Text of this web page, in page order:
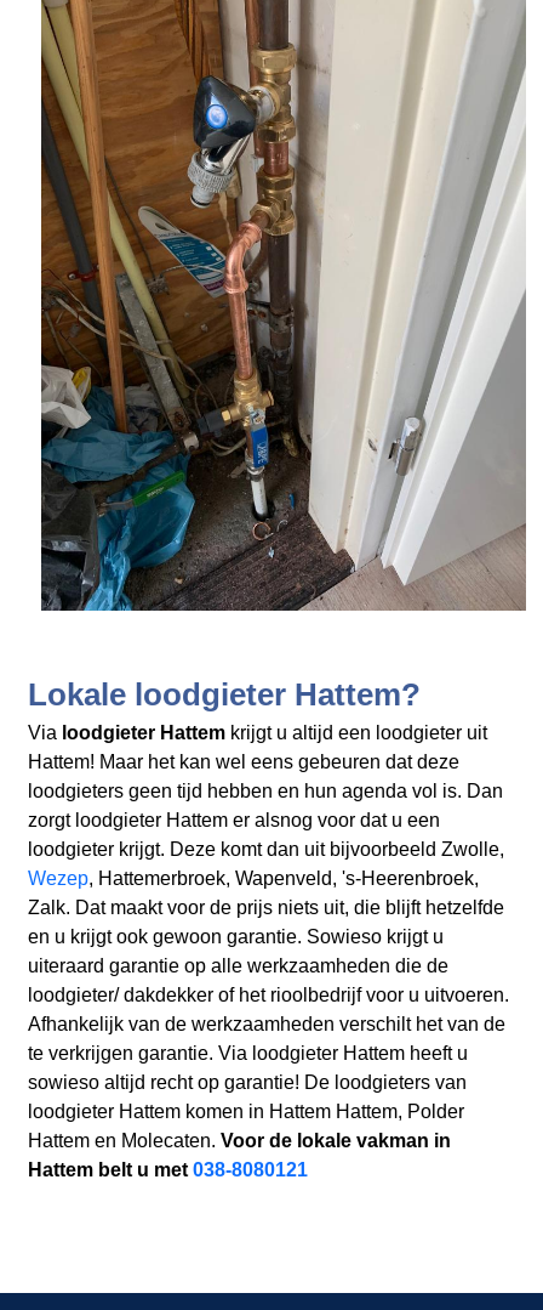
Lokale loodgieter Hattem?
Via loodgieter Hattemkrijgt u altijd een loodgieter uit
Hattem! Maar het kan wel eens gebeuren dat deze
loodgieters geen tijd hebben en hun agenda vol is. Dan
zorgt loodgieter Hattem er alsnog voor dat u een
loodgieter krijgt. Deze komt dan uit bijvoorbeeld Zwolle,
Wezep, Hattemerbroek, Wapenveld, 's-Heerenbroek,
Zalk. Dat maakt voor de prijs niets uit, die blijft hetzelfde
en u krijgt ook gewoon garantie. Sowieso krijgt u
uiteraard garantie op alle werkzaamheden die de
loodgieter/ dakdekker of het rioolbedrijf voor u uitvoeren.
Afhankelijk van de werkzaamheden verschilt het van de
te verkrijgen garantie. Via loodgieter Hattem heeft u
sowieso altijd recht op garantie! De loodgieters van
loodgieter Hattem komen in Hattem Hattem, Polder
Hattem en Molecaten. Voor de lokale vakman in
Hattem belt u met038-8080121